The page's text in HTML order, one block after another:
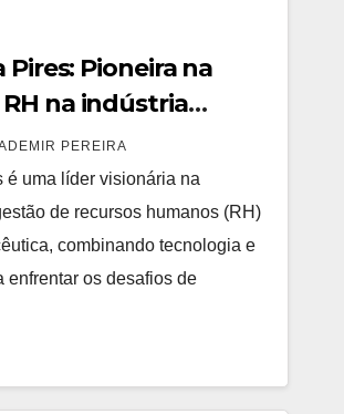
Pires: Pioneira na
na indústria
PEREIRA
é uma líder visionária na
de recursos humanos (RH)
combinando tecnologia e
enfrentar os desafios de